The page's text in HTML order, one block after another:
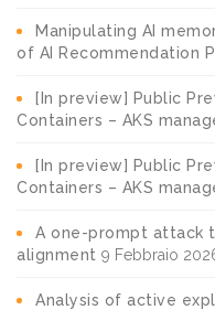
Manipulating AI
of AI Recommendation
[In preview] Public
Containers – AKS
[In preview] Public
Containers – AKS
A one-prompt attack
alignment 9 Febbraio
Analysis of active